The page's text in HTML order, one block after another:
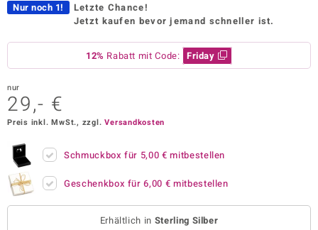
Paraíso
Collection
Nur noch 1!
Letzte Chance!
Jetzt kaufen bevor jemand schneller ist.
12% Rabatt mit Code: Friday
nur
29,- €
Preis inkl. MwSt., zzgl.Versandkosten
Schmuckbox für 5,00 € mitbestellen
Geschenkbox für6,00 € mitbestellen
Erhältlich in Sterling Silber